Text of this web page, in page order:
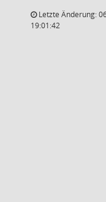
Letzte Änderung:
19:01:42